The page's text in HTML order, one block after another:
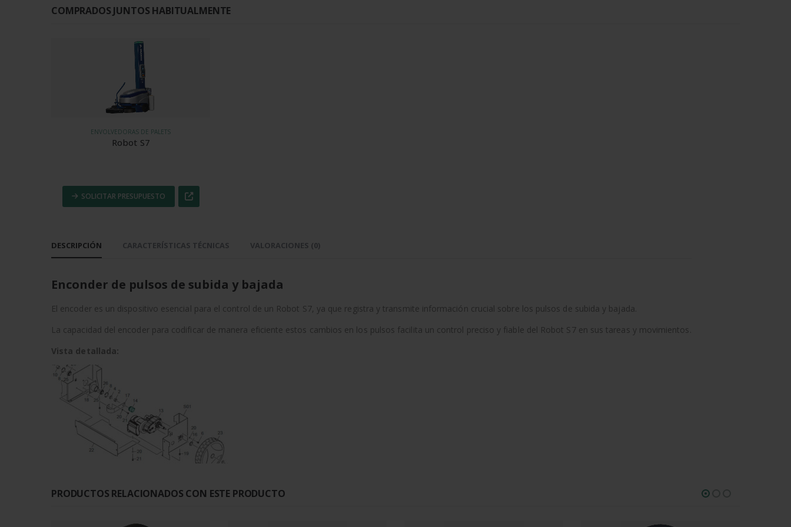
COMPRADOS JUNTOS HABITUALMENTE
ENVOLVEDORAS DE PALETS
Robot S7
SOLICITAR PRESUPUESTO
DESCRIPCIÓN CARACTERÍSTICAS TÉCNICAS VALORACIONES (0)
Enconder de pulsos de subida y bajada
El encoder es un dispositivo esencial para el control de un Robot S7, ya que registra y transmite información crucial sobre los pulsos de subida y bajada.
La capacidad del encoder para codificar de manera eficiente estos cambios en los pulsos facilita un control preciso y fiable del Robot S7 en sus tareas y movimientos.
Vista detallada:
PRODUCTOS RELACIONADOS CON ESTE PRODUCTO